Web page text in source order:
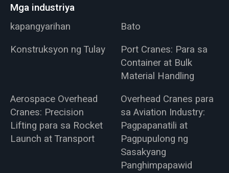
Mga industriya
kapangyarihan
Bato
Konstruksyon ng Tulay
Port Cranes: Para sa
Container at Bulk
Material Handling
Aerospace Overhead
Cranes: Precision
Lifting para sa Rocket
Launch at Transport
Overhead Cranes para
sa Aviation Industry:
Pagpapanatili at
Pagpupulong ng
Sasakyang
Panghimpapawid